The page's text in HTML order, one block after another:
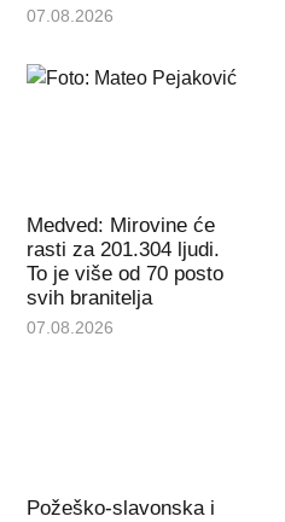
07.08.2026
Medved: Mirovine će
rasti za 201.304 ljudi.
To je više od 70 posto
svih branitelja
07.08.2026
Požeško-slavonska i